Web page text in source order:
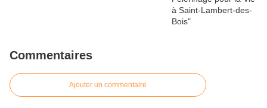
Commentaires
Ajouter un commentaire